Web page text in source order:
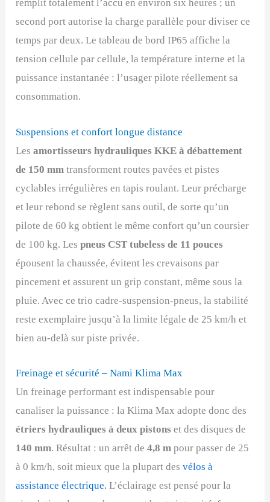
remplit totalement l’accu en environ six heures ; un
second port autorise la charge parallèle pour diviser ce
temps par deux. Le tableau de bord IP65 affiche la
tension cellule par cellule, la température interne et la
puissance instantanée : l’usager pilote réellement sa
consommation.
Suspensions et confort longue distance
Lesamortisseurs hydrauliques KKE à débattement
de 150 mm transforment routes pavées et pistes
cyclables irrégulières en tapis roulant. Leur précharge
et leur rebond se règlent sans outil, de sorte qu’un
pilote de 60 kg obtient le même confort qu’un coursier
de 100 kg. Lespneus CST tubeless de 11 pouces
épousent la chaussée, évitent les crevaisons par
pincement et assurent un grip constant, même sous la
pluie. Avec ce trio cadre-suspension-pneus, la stabilité
reste exemplaire jusqu’à la limite légale de 25 km/h et
bien au-delà sur piste privée.
Freinage et sécurité – Nami Klima Max
Un freinage performant est indispensable pour
canaliser la puissance : la Klima Max adopte donc des
étriers hydrauliques à deux pistons et des disques de
140 mm. Résultat : un arrêt de4,8 m pour passer de 25
à 0 km/h, soit mieux que la plupart desvélos à
assistance électrique. L’éclairage est pensé pour la